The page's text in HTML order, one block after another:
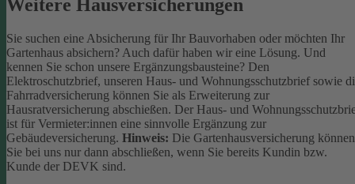
Weitere Hausversicherungen
Sie suchen eine Absicherung für Ihr Bauvorhaben oder möchten Ihr
Gartenhaus absichern? Auch dafür haben wir eine Lösung. Und
kennen Sie schon unsere Ergänzungsbausteine? Den
Elektroschutzbrief, unseren Haus- und Wohnungsschutzbrief sowie
Fahrradversicherung können Sie als Erweiterung zur
Hausratversicherung abschießen. Der Haus- und
ist für Vermieter:innen eine sinnvolle Ergänzung zur
Gebäudeversicherung. Hinweis: Die Gartenhausversicherung können
Sie bei uns nur dann abschließen, wenn Sie bereits Kundin bzw.
Kunde der DEVK sind.